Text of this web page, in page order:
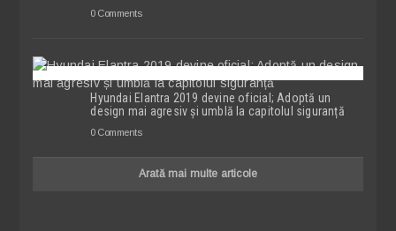
0 Comments
Hyundai Elantra 2019 devine oficial; Adoptă un
design mai agresiv și umblă la capitolul siguranță
0 Comments
Arată mai multe articole